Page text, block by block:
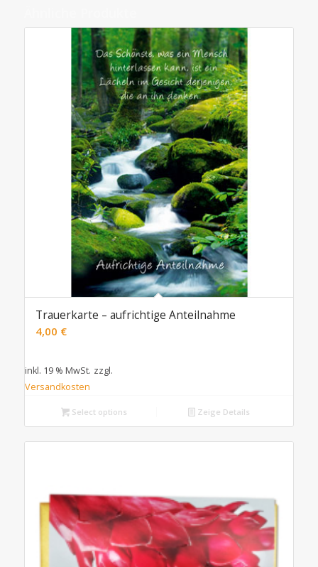
Trauerkarte – aufrichtige Anteilnahme
4,00 €
inkl. 19 % MwSt. zzgl.
Versandkosten
Select options Zeige Details